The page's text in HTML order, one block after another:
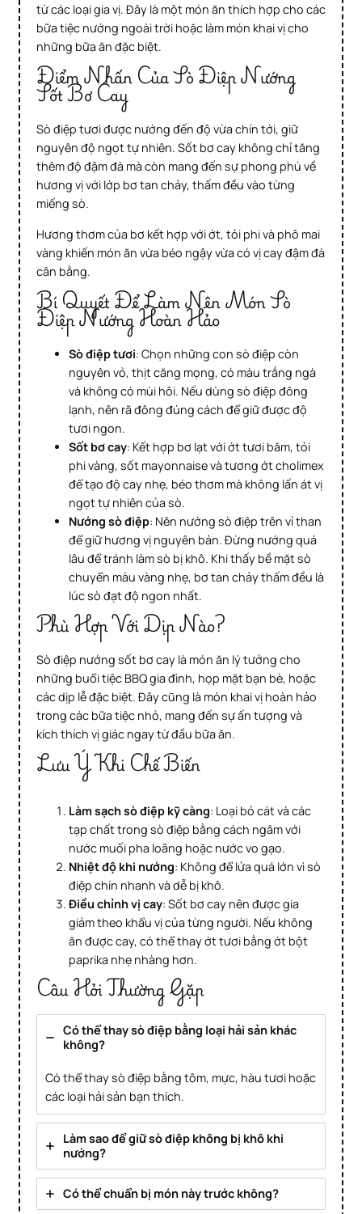
từ các loại gia vị. Đây là một món ăn thích hợp cho các
bữa tiệc nướng ngoài trời hoặc làm món khai vị cho
những bữa ăn đặc biệt.
Điểm Nhấn Của Sò Điệp Nướng
Sốt Bơ Cay
Sò điệp tươi được nướng đến độ vừa chín tới, giữ
nguyên độ ngọt tự nhiên. Sốt bơ cay không chỉ tăng
thêm độ đậm đà mà còn mang đến sự phong phú về
hương vị với lớp bơ tan chảy, thấm đều vào từng
miếng sò.
Hương thơm của bơ kết hợp với ớt, tỏi phi và phô mai
vàng khiến món ăn vừa béo ngậy vừa có vị cay đậm đà
cân bằng.
Bí Quyết Để Làm Nên Món Sò
Điệp Nướng Hoàn Hảo
Sò điệp tươi: Chọn những con sò điệp còn
nguyên vỏ, thịt căng mọng, có màu trắng ngà
và không có mùi hôi. Nếu dùng sò điệp đông
lạnh, nên rã đông đúng cách để giữ được độ
tươi ngon.
Sốt bơ cay: Kết hợp bơ lạt với ớt tươi băm, tỏi
phi vàng, sốt mayonnaise và tương ớt cholimex
để tạo độ cay nhẹ, béo thơm mà không lấn át vị
ngọt tự nhiên của sò.
Nướng sò điệp: Nên nướng sò điệp trên vỉ than
để giữ hương vị nguyên bản. Đừng nướng quá
lâu để tránh làm sò bị khô. Khi thấy bề mặt sò
chuyển màu vàng nhẹ, bơ tan chảy thấm đều là
lúc sò đạt độ ngon nhất.
Phù Hợp Với Dịp Nào?
Sò điệp nướng sốt bơ cay là món ăn lý tưởng cho
những buổi tiệc BBQ gia đình, họp mặt bạn bè, hoặc
các dịp lễ đặc biệt. Đây cũng là món khai vị hoàn hảo
trong các bữa tiệc nhỏ, mang đến sự ấn tượng và
kích thích vị giác ngay từ đầu bữa ăn.
Lưu Ý Khi Chế Biến
Làm sạch sò điệp kỹ càng: Loại bỏ cát và các
tạp chất trong sò điệp bằng cách ngâm với
nước muối pha loãng hoặc nước vo gạo.
Nhiệt độ khi nướng: Không để lửa quá lớn vì sò
điệp chín nhanh và dễ bị khô.
Điều chỉnh vị cay: Sốt bơ cay nên được gia
giảm theo khẩu vị của từng người. Nếu không
ăn được cay, có thể thay ớt tươi bằng ớt bột
paprika nhẹ nhàng hơn.
Câu Hỏi Thường Gặp
Có thể thay sò điệp bằng loại hải sản khác
không?
Có thể thay sò điệp bằng tôm, mực, hàu tươi hoặc
các loại hải sản bạn thích.
Làm sao để giữ sò điệp không bị khô khi
nướng?
Có thể chuẩn bị món này trước không?